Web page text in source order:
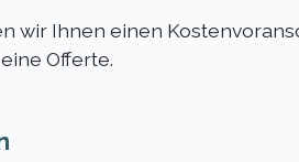
wir Ihnen einen
Offerte.